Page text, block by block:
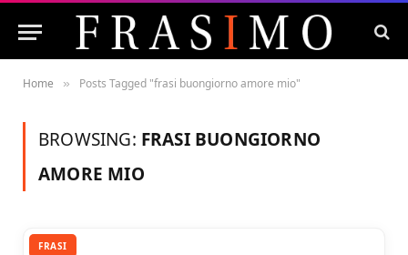
Home » Posts Tagged "frasi buongiorno amore mio"
BROWSING: FRASI BUONGIORNO
AMORE MIO
FRASI